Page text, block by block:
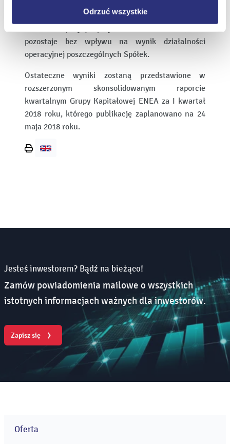
Odrzuć wszystkie
wartościach netto, co w sposób istotny wpływa na
pozostaje bez wpływu na wynik działalności
operacyjnej poszczególnych Spółek.
Ostateczne wyniki zostaną przedstawione w
rozszerzonym skonsolidowanym raporcie
kwartalnym Grupy Kapitałowej ENEA za I kwartał
2018 roku, którego publikację zaplanowano na 24
maja 2018 roku.
Jesteś inwestorem? Bądź na bieżąco!
Zamów powiadomienia mailowe o wszystkich
istotnych informacjach ważnych dla inwestorów.
Zapisz się
Oferta